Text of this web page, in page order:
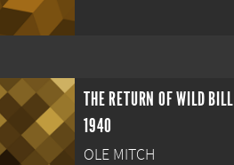
THE RETURN OF WILD BILL
1940
OLE MITCH